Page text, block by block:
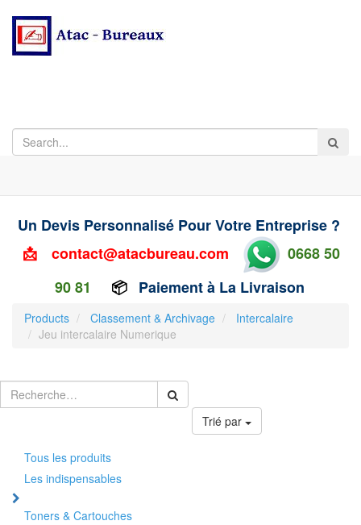
Un Devis Personnalisé Pour Votre Entreprise ?
📩
contact@atacbureau.com
0668 50
90 81
📦 Paiement à La Livraison
Products Classement & Archivage
Intercalaire
Jeu intercalaire Numerique
Trié par
Tous les produits
Les indispensables
Toners & Cartouches